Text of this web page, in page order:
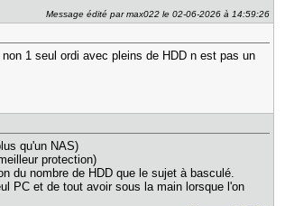
Message édité par max022 le 02-06-2026 à 14:59:26
1 seul ordi avec pleins de HDD n est pas un
qu'un NAS)
protection)
du nombre de HDD que le sujet à basculé.
PC et de tout avoir sous la main lorsque l'on